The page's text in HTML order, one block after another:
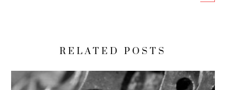
RELATED POSTS